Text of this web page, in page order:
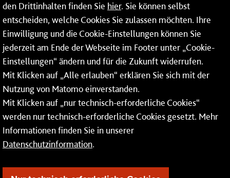
Mainzer Netze GmbH
Rheinallee 41
55118 Mainz
Tel.:06131 - 12 74 74
Fax: 06131 - 12 74 77
den Drittinhalten finden Sie hier. Sie können selbst
entscheiden, welche Cookies Sie zulassen möchten. Ihre
Einwilligung und die Cookie-Einstellungen können Sie
jederzeit am Ende der Webseite im Footer unter „Cookie-
Einstellungen“ ändern und für die Zukunft widerrufen.
Mit Klicken auf „Alle erlauben“ erklären Sie sich mit der
Nutzung von Matomo einverstanden.
Mit Klicken auf „nur technisch-erforderliche Cookies“
werden nur technisch-erforderliche Cookies gesetzt. Mehr
Informationen finden Sie in unserer
Datenschutzinformation.